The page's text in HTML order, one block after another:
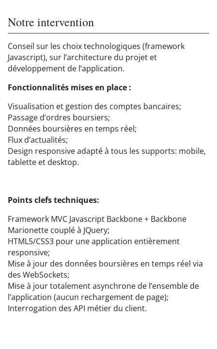
Notre intervention
Conseil sur les choix technologiques (framework
Javascript), sur l’architecture du projet et
développement de l’application.
Fonctionnalités mises en place :
Visualisation et gestion des comptes bancaires;
Passage d’ordres boursiers;
Données boursières en temps réel;
Flux d’actualités;
Design responsive adapté à tous les supports: mobile,
tablette et desktop.
Points clefs techniques:
Framework MVC Javascript Backbone + Backbone
Marionette couplé à JQuery;
HTML5/CSS3 pour une application entièrement
responsive;
Mise à jour des données boursières en temps réel via
des WebSockets;
Mise à jour totalement asynchrone de l’ensemble de
l’application (aucun rechargement de page);
Interrogation des API métier du client.